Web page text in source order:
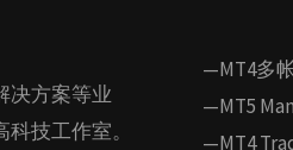
决方案等业
技工作室。
—MT4多
—MT5
—MT4